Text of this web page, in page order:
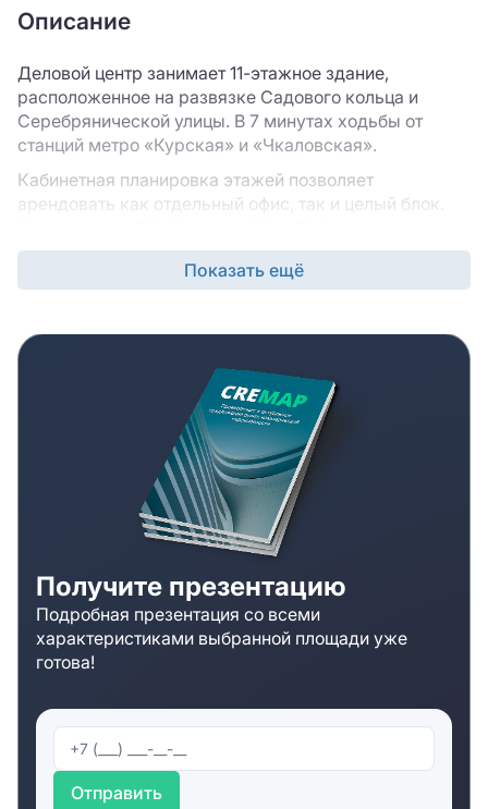
Описание
Деловой центр занимает 11-этажное здание,
расположенное на развязке Садового кольца и
Серебрянической улицы. В 7 минутах ходьбы от
станций метро «Курская» и «Чкаловская».
Кабинетная планировка этажей позволяет
арендовать как отдельный офис, так и целый блок.
отделкой и полностью готовы к заезду. Установлены
современные технические системы:
арендаторов организована наземная парковка.
Показать ещё
Получите презентацию
Подробная презентация со всеми
характеристиками выбранной площади уже
готова!
Отправить